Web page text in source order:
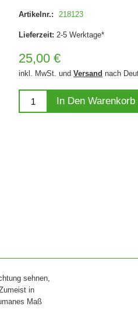
Artikelnr.: 218123
Lieferzeit: 2-5 Werktage*
25,00 €
inkl. MwSt. und Versand nach
In Den Warenkorb
sehnen,
in
Maß